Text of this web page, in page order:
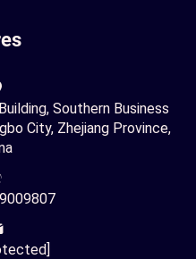
Southern Business
City, Zhejiang Province,